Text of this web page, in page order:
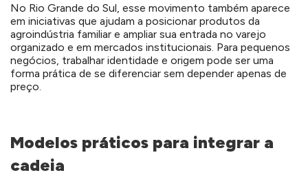
No Rio Grande do Sul, esse movimento também aparece
em iniciativas que ajudam a posicionar produtos da
agroindústria familiar e ampliar sua entrada no varejo
organizado e em mercados institucionais. Para pequenos
negócios, trabalhar identidade e origem pode ser uma
forma prática de se diferenciar sem depender apenas de
preço.
Modelos práticos para integrar a
cadeia